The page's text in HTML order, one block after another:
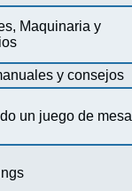
Maquinaria y
y consejos
un juego de mesa